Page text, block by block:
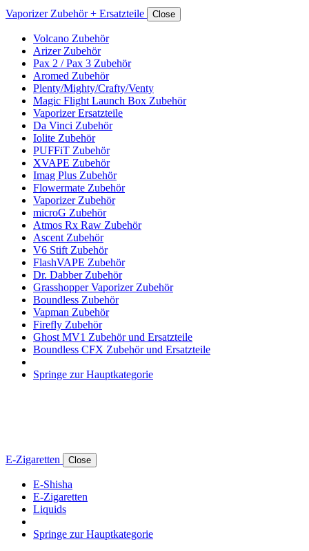
Vaporizer Zubehör + Ersatzteile Close
Volcano Zubehör
Arizer Zubehör
Pax 2 / Pax 3 Zubehör
Aromed Zubehör
Plenty/Mighty/Crafty/Venty
Magic Flight Launch Box Zubehör
Vaporizer Ersatzteile
Da Vinci Zubehör
Iolite Zubehör
PUFFiT Zubehör
XVAPE Zubehör
Imag Plus Zubehör
Flowermate Zubehör
Vaporizer Zubehör
microG Zubehör
Atmos Rx Raw Zubehör
Ascent Zubehör
V6 Stift Zubehör
FlashVAPE Zubehör
Dr. Dabber Zubehör
Grasshopper Vaporizer Zubehör
Boundless Zubehör
Vapman Zubehör
Firefly Zubehör
Ghost MV1 Zubehör und Ersatzteile
Boundless CFX Zubehör und Ersatzteile
Springe zur Hauptkategorie
E-Zigaretten Close
E-Shisha
E-Zigaretten
Liquids
Springe zur Hauptkategorie